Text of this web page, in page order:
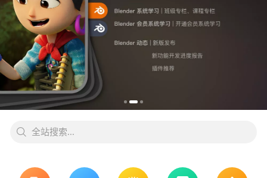
全站搜索...